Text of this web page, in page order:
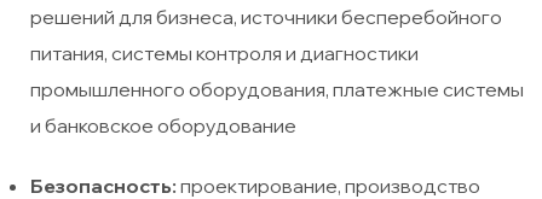
решений для бизнеса, источники бесперебойного
питания, системы контроля и диагностики
промышленного оборудования, платежные системы
и банковское оборудование
Безопасность: проектирование, производство